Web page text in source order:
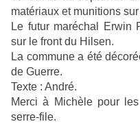
matériaux et munitions
Le futur maréchal Erwin
sur le front du Hilsen.
La commune a été
de Guerre.
Texte : André.
Merci à Michèle pour
serre-file.